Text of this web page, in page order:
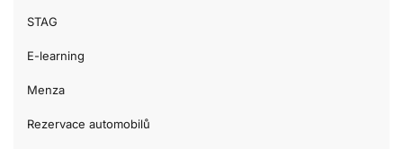
STAG
E-learning
Menza
Rezervace automobilů